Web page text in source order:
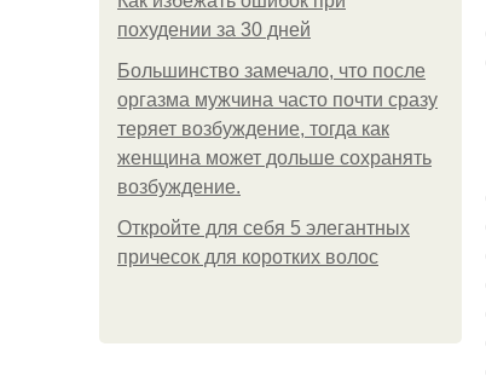
похудении за 30 дней
Большинство замечало, что после
оргазма мужчина часто почти сразу
теряет возбуждение, тогда как
женщина может дольше сохранять
возбуждение.
Откройте для себя 5 элегантных
причесок для коротких волос